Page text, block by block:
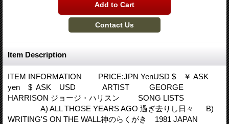
Item Description
ITEM INFORMATION PRICE:JPN YenUSD $ ￥ ASK
yen $ ASK USD ARTIST GEORGE
HARRISON ジョージ・ハリスン SONG LISTS
A) ALL THOSE YEARS AGO 過ぎ去りし日々 B)
WRITING'S ON THE WALL神のらくがき 1981 JAPAN